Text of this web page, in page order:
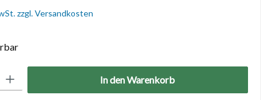
zzgl. Versandkosten
In den Warenkorb